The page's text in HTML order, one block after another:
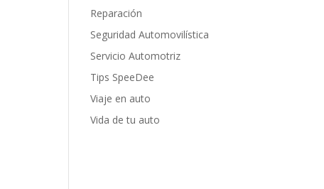
Reparación
Seguridad Automovilística
Servicio Automotriz
Tips SpeeDee
Viaje en auto
Vida de tu auto